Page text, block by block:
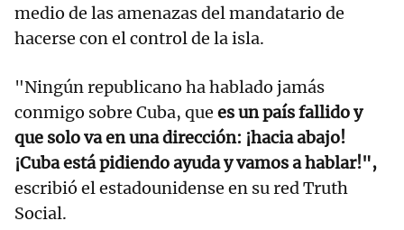
medio de las amenazas del mandatario de
hacerse con el control de la isla.
"Ningún republicano ha hablado jamás
conmigo sobre Cuba, que es un país fallido y
que solo va en una dirección: ¡hacia abajo!
¡Cuba está pidiendo ayuda y vamos a hablar!",
escribió el estadounidense en su red Truth
Social.